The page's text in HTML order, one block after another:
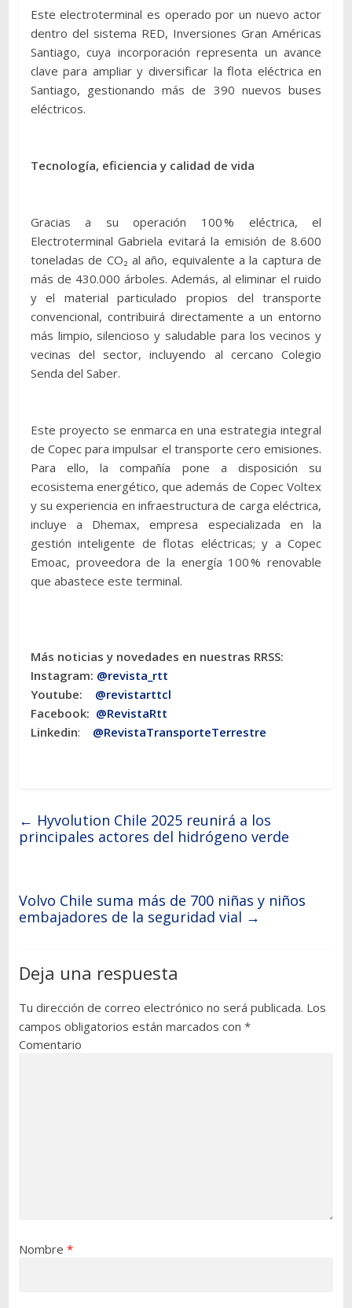
Este electroterminal es operado por un nuevo actor
dentro del sistema RED, Inversiones Gran Américas
Santiago, cuya incorporación representa un avance
clave para ampliar y diversificar la flota eléctrica en
Santiago, gestionando más de 390 nuevos buses
eléctricos.
Tecnología, eficiencia y calidad de vida
Gracias a su operación 100 % eléctrica, el
Electroterminal Gabriela evitará la emisión de 8.600
toneladas de CO₂ al año, equivalente a la captura de
más de 430.000 árboles. Además, al eliminar el ruido
y el material particulado propios del transporte
convencional, contribuirá directamente a un entorno
más limpio, silencioso y saludable para los vecinos y
vecinas del sector, incluyendo al cercano Colegio
Senda del Saber.
Este proyecto se enmarca en una estrategia integral
de Copec para impulsar el transporte cero emisiones.
Para ello, la compañía pone a disposición su
ecosistema energético, que además de Copec Voltex
y su experiencia en infraestructura de carga eléctrica,
incluye a Dhemax, empresa especializada en la
gestión inteligente de flotas eléctricas; y a Copec
Emoac, proveedora de la energía 100 % renovable
que abastece este terminal.
Más noticias y novedades en nuestras RRSS:
Instagram: @revista_rtt
Youtube: @revistarttcl
Facebook: @RevistaRtt
Linkedin: @RevistaTransporteTerrestre
← Hyvolution Chile 2025 reunirá a los
principales actores del hidrógeno verde
Volvo Chile suma más de 700 niñas y niños
embajadores de la seguridad vial →
Deja una respuesta
Tu dirección de correo electrónico no será publicada. Los
campos obligatorios están marcados con *
Comentario
Nombre *